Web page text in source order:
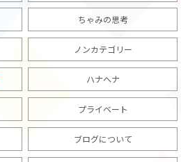
ちゃみの思考
ノンカテゴリー
ハナヘナ
プライベート
ブログについて